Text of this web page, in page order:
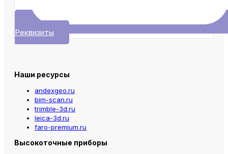
Реквизиты
Наши ресурсы
andexgeo.ru
bim-scan.ru
trimble-3d.ru
leica-3d.ru
faro-premium.ru
Высокоточные приборы